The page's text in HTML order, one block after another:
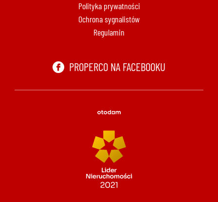
Polityka prywatności
Ochrona sygnalistów
Regulamin
PROPERCO NA FACEBOOKU